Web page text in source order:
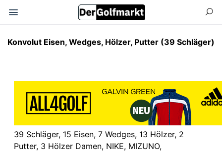
Konvolut Eisen, Wedges, Hölzer, Putter (39 Schläger)
39 Schläger, 15 Eisen, 7 Wedges, 13 Hölzer, 2
Putter, 3 Hölzer Damen, NIKE, MIZUNO,